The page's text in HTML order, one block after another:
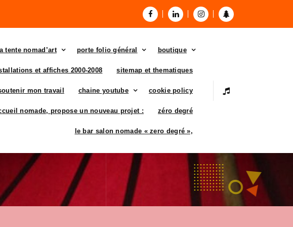
tente nomad’art porte folio général boutique
et affiches 2000-2008 sitemap et thematiques
mon travail chaine youtube cookie policy
nomade, propose un nouveau projet : zéro degré
le bar salon nomade « zero degré »,